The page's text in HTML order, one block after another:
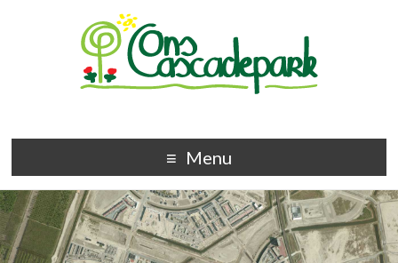
Menu